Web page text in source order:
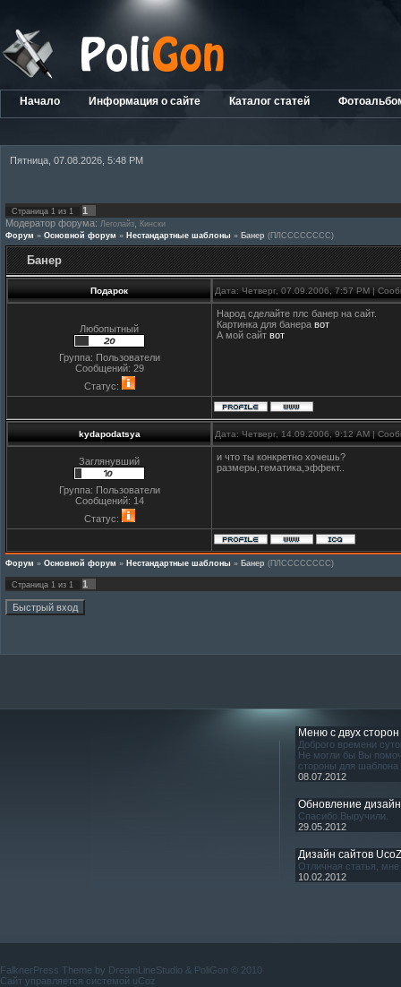
Начало Информация о сайте Каталог статей
Пятница, 07.08.2026, 5:48 PM
Страница 1 из 1
1
Модератор форума: Леголайз
Кински
Форум » Основной форум » Нестандартные шаблоны » Банер (ПЛСССССССС)
Банер
Подарок Дата: Четверг, 07.09.2006, 7:57 PM |
Любопытный
Группа: Пользователи
Сообщений: 29
Статус:
Народ сделайте плс банер на сайт.
Картинка для банера вот
А мой сайт вот
kydapodatsya Дата: Четверг, 14.09.2006, 9:12 AM |
Заглянувший
Группа: Пользователи
Сообщений: 14
Статус:
и что ты конкретно хочешь?
размеры,тематика,эффект..
Форум » Основной форум » Нестандартные шаблоны » Банер (ПЛСССССССС)
Страница 1 из 1 1
Меню с двух
Доброго времени
Не могли бы Вы
стороны для шаблона
08.07.2012
Обновление
Спасибо.Выручили.
29.05.2012
Дизайн сайтов UcoZ
Отличная статья,
10.02.2012
FalknerPress Theme by DreamLineStudio & PoliGon © 2010
Сайт управляется системой uCoz